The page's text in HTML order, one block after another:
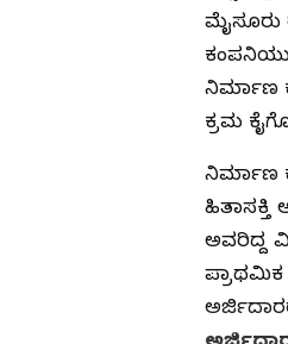
ಮೈಸೂರು
ನಿರ್ಮಾಣ‌
ಕ್ರಮ
ನಿರ್ಮಾಣ
ಅವರಿದ್ದ
ಪ್ರಾಥಮಿಕ‌